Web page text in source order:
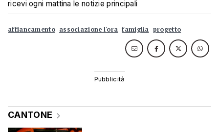
ricevi ogni mattina le notizie principali
affiancamento associazione l'ora famiglia progetto
CANTONE